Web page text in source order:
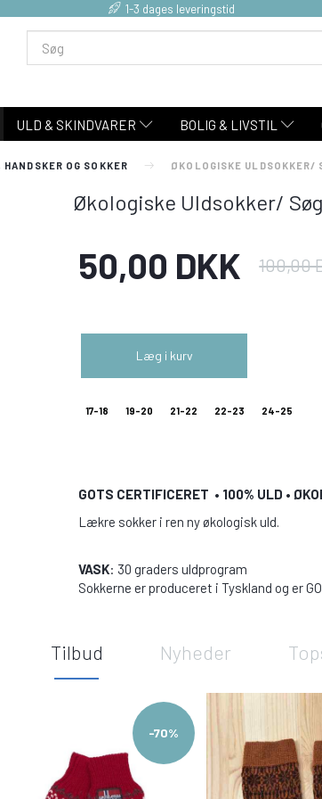
1-3 dages leveringstid
ULD & SKINDVARER BOLIG & LIVSTIL
HANDSKER OG SOKKER ØKOLOGISKE ULDSOKKER/
Økologiske Uldsokker/
50,00 DKK 100,00
Læg i kurv
17-18 19-20 21-22 22-23 24-25
GOTS CERTIFICERET • 100% ULD •
Lækre sokker i ren ny økologisk uld.
VASK: 30 graders uldprogram
Sokkerne er produceret i Tyskland og er
Tilbud Nyheder
-70%